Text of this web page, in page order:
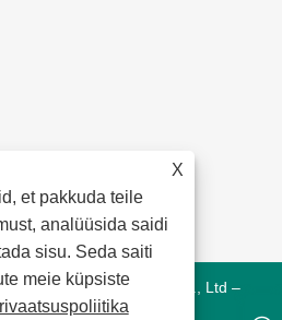
X
et pakkuda teile
analüüsida saidi
sisu. Seda saiti
meie küpsiste
Electronics Dongguan Co., Ltd –
Magnetics, Chip Lan